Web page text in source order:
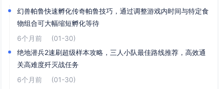
幻兽帕鲁快速孵化传奇帕鲁技巧，通过调整游戏内时间与特定食
物组合可大幅缩短孵化等待
6个月前
(01-30)
绝地潜兵2速刷超级样本攻略，三人小队最佳路线推荐，高效通
关高难度歼灭战任务
6个月前
(01-30)